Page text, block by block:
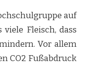
auf
Fleisch, dass
Vor allem
CO2 Fußabdruck